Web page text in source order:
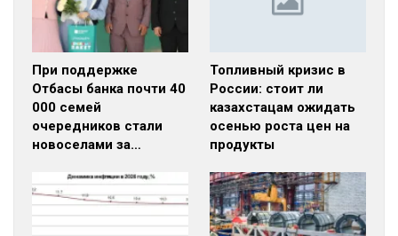
При поддержке
Отбасы банка почти 40
000 семей
очередников стали
новоселами за…
Топливный кризис в
России: стоит ли
казахстацам ожидать
осенью роста цен на
продукты